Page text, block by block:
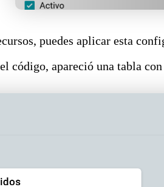
puedes aplicar esta
código, apareció una tabla